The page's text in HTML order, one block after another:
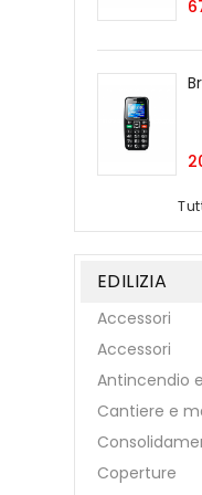
EDILIZIA
Accessori
Accessori
Antincendio
Cantiere e
Coperture